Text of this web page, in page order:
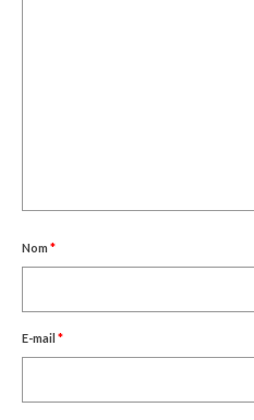
Nom *
E-mail *